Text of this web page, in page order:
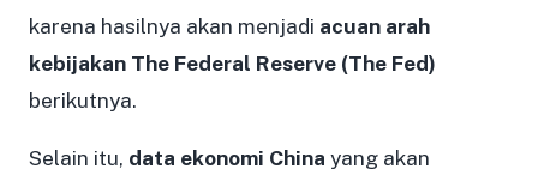
karena hasilnya akan menjadi acuan arah
kebijakan The Federal Reserve (The Fed)
berikutnya.
Selain itu, data ekonomi China yang akan